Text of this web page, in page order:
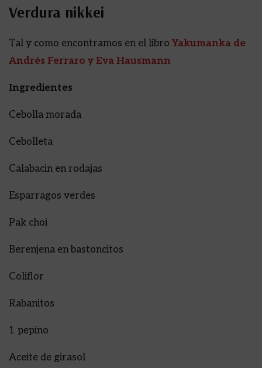
Verdura nikkei
Tal y como encontramos en el libro Yakumanka de
Andrés Ferraro y Eva Hausmann
Ingredientes
Cebolla morada
Cebolleta
Calabacin en rodajas
Esparragos verdes
Pak choi
Berenjena en bastoncitos
Coliflor
Rabanitos
1 pepino
Aceite de girasol